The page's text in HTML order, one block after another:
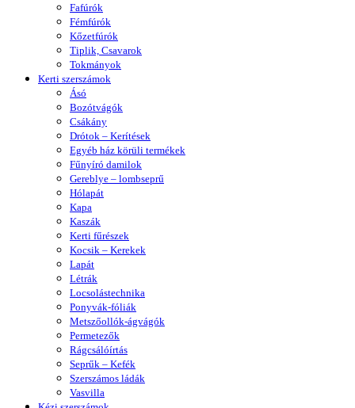
Fafúrók
Fémfúrók
Kőzetfúrók
Tiplik, Csavarok
Tokmányok
Kerti szerszámok
Ásó
Bozótvágók
Csákány
Drótok – Kerítések
Egyéb ház körüli termékek
Fűnyíró damilok
Gereblye – lombseprű
Hólapát
Kapa
Kaszák
Kerti fűrészek
Kocsik – Kerekek
Lapát
Létrák
Locsolástechnika
Ponyvák-fóliák
Metszőollók-ágvágók
Permetezők
Rágcsálóírtás
Seprűk – Kefék
Szerszámos ládák
Vasvilla